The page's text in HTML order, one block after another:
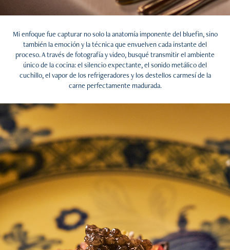
Mi enfoque fue capturar no solo la anatomía imponente del bluefin, sino
también la emoción y la técnica que envuelven cada instante del
proceso. A través de fotografía y video, busqué transmitir el ambiente
único de la cocina: el silencio expectante, el sonido metálico del
cuchillo, el vapor de los refrigeradores y los destellos carmesí de la
carne perfectamente madurada.